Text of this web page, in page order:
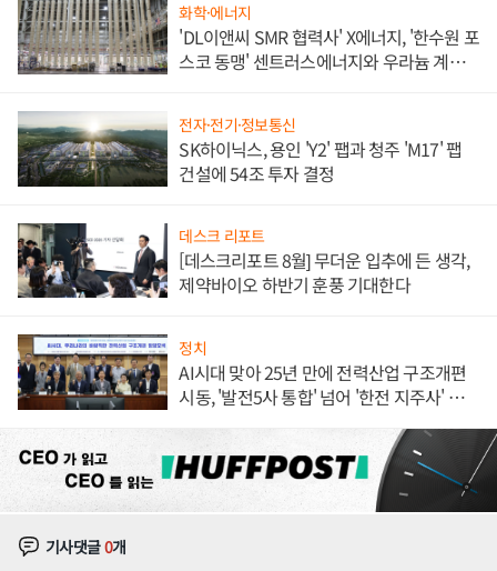
화학·에너지
'DL이앤씨 SMR 협력사' X에너지, '한수원 포
스코 동맹' 센트러스에너지와 우라늄 계약
전자·전기·정보통신
SK하이닉스, 용인 'Y2' 팹과 청주 'M17' 팹
건설에 54조 투자 결정
데스크 리포트
[데스크리포트 8월] 무더운 입추에 든 생각,
제약바이오 하반기 훈풍 기대한다
정치
AI시대 맞아 25년 만에 전력산업 구조개편
시동, '발전5사 통합' 넘어 '한전 지주사' 재편
기사댓글0개